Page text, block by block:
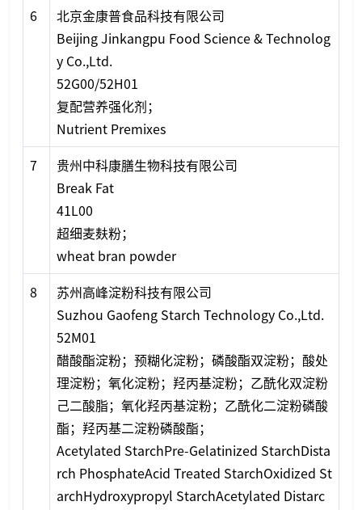
6
北京金康普食品科技有限公司
Beijing Jinkangpu Food Science & Technolog
y Co.,Ltd.
52G00/52H01
复配营养强化剂；
Nutrient Premixes
7
贵州中科康膳生物科技有限公司
Break Fat
41L00
超细麦麸粉；
wheat bran powder
8
苏州高峰淀粉科技有限公司
Suzhou Gaofeng Starch Technology Co.,Ltd.
52M01
醋酸酯淀粉；预糊化淀粉；磷酸酯双淀粉；酸处
理淀粉；氧化淀粉；羟丙基淀粉；乙酰化双淀粉
己二酸脂；氧化羟丙基淀粉；乙酰化二淀粉磷酸
酯；羟丙基二淀粉磷酸酯；
Acetylated StarchPre-Gelatinized StarchDista
rch PhosphateAcid Treated StarchOxidized St
archHydroxypropyl StarchAcetylated Distarc